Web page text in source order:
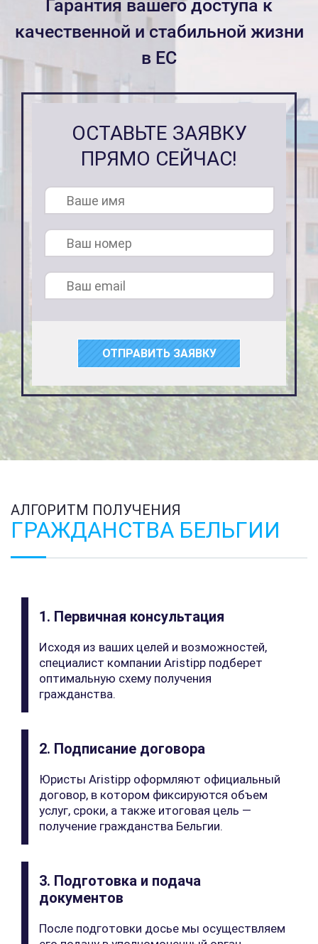
Гарантия вашего доступа к
качественной и стабильной жизни
в ЕС
ОСТАВЬТЕ ЗАЯВКУ
ПРЯМО СЕЙЧАС!
ОТПРАВИТЬ ЗАЯВКУ
АЛГОРИТМ ПОЛУЧЕНИЯ
ГРАЖДАНСТВА БЕЛЬГИИ
1. Первичная консультация
Исходя из ваших целей и возможностей,
специалист компании Aristipp подберет
оптимальную схему получения
гражданства.
2. Подписание договора
Юристы Aristipp оформляют официальный
договор, в котором фиксируются объем
услуг, сроки, а также итоговая цель —
получение гражданства Бельгии.
3. Подготовка и подача
документов
После подготовки досье мы осуществляем